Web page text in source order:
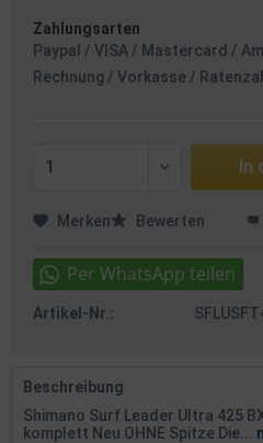
Zahlungsarten
Paypal / VISA / Mastercard /
Rechnung / Vorkasse /
In
Merken Bewerten
Artikel-Nr.:
Beschreibung
Shimano Surf Leader Ultra 425
komplett Neu OHNE Spitze Die...